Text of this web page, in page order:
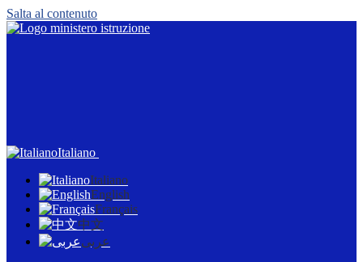
Salta al contenuto
Italiano
Italiano
English
Français
中文
عربى